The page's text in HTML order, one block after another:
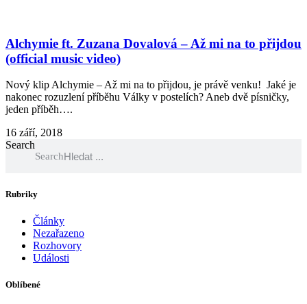
Alchymie ft. Zuzana Dovalová – Až mi na to přijdou
(official music video)
Nový klip Alchymie – Až mi na to přijdou, je právě venku! Jaké je
nakonec rozuzlení příběhu Války v postelích? Aneb dvě písničky,
jeden příběh….
16 září, 2018
Search
Search
Rubriky
Články
Nezařazeno
Rozhovory
Události
Oblíbené